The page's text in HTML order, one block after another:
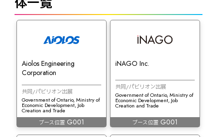
Aiolos Engineering
Corporation
共同/パビリオン出展
Government of Ontario, Ministry of
Economic Development, Job
Creation and Trade
ブース位置G001
iNAGO Inc.
共同/パビリオン出展
Government of Ontario, Ministry of
Economic Development, Job
Creation and Trade
ブース位置G001